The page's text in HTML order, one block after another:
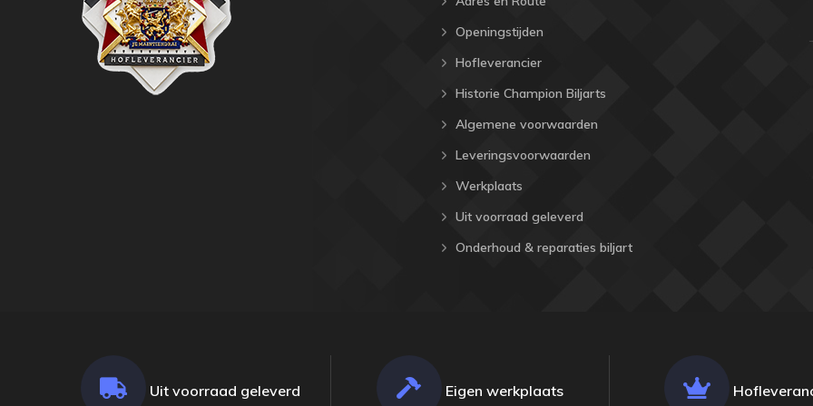
Openingstijden
Hofleverancier
Historie Champion Biljarts
Algemene voorwaarden
Leveringsvoorwaarden
Werkplaats
Uit voorraad geleverd
Onderhoud & reparaties biljart
Uit voorraad geleverd Eigen werkplaats